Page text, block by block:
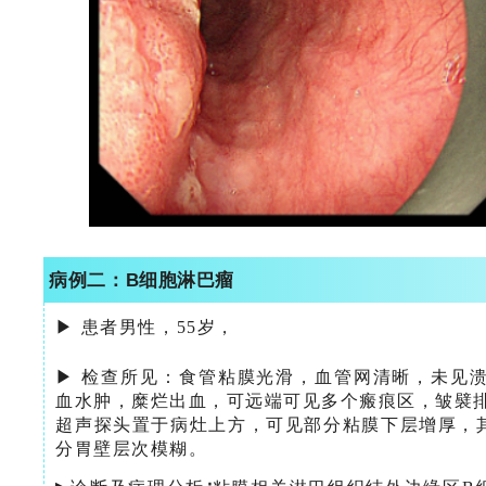
病例二： B细胞淋巴瘤
▶ 患者男性，55岁，
▶ 检查所见：食管粘膜光滑，血管网清晰，未见
血水肿，糜烂出血，可远端可见多个瘢痕区，皱襞
超声探头置于病灶上方，可见部分粘膜下层增厚
分胃壁层次模糊。